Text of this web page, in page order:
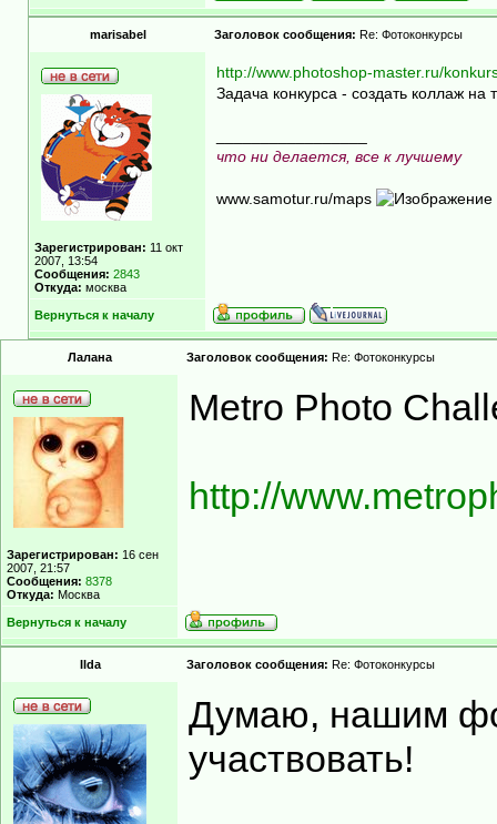
marisabel Заголовок сообщения: Re: Фотоконкурсы
Зарегистрирован: 11 окт
2007, 13:54
Сообщения: 2843
Откуда: москва
http://www.photoshop-master.ru/
Задача конкурса - создать коллаж
что ни делается, все к лучшему
www.samotur.ru/maps
Вернуться к началу
Лалана Заголовок сообщения: Re: Фотоконкурсы
Зарегистрирован: 16 сен
2007, 21:57
Сообщения: 8378
Откуда: Москва
Metro Photo
http://
Вернуться к началу
Ilda Заголовок сообщения: Re: Фотоконкурсы
Думаю, нашим
участвовать!